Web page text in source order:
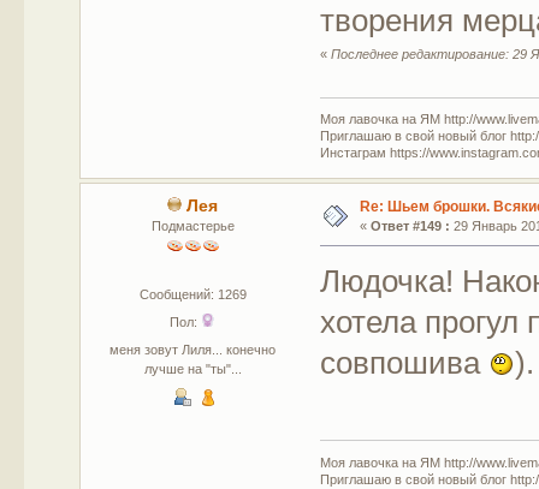
творения
«Последнее редактирование: 29
Моя лавочка на ЯМ http://
Приглашаю в свой новый блог
Инстаграм https://
Лея
Подмастерье
Сообщений: 1269
Пол:
меня зовут Лиля... конечно
лучше на "ты"...
Re: Шьем брошки.
« Ответ #149 : 29 Январь
Людочка!
хотела прогул
совпошива
).
Моя лавочка на ЯМ http://
Приглашаю в свой новый блог